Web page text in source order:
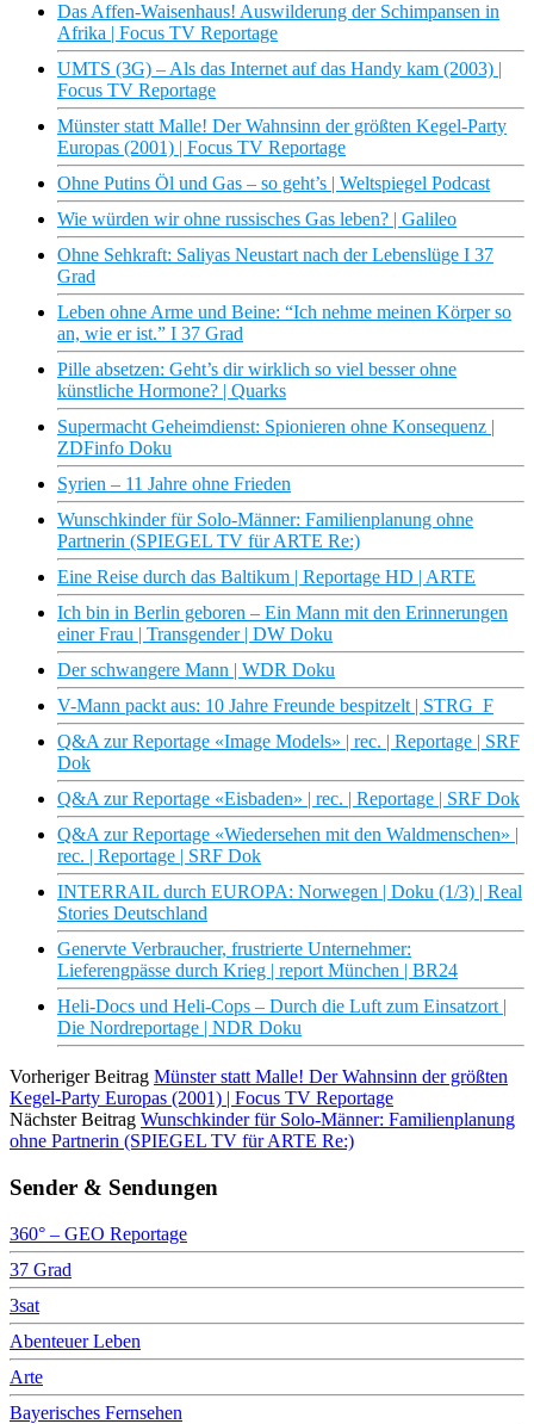
Das Affen-Waisenhaus! Auswilderung der Schimpansen in
Afrika | Focus TV Reportage
UMTS (3G) – Als das Internet auf das Handy kam (2003) |
Focus TV Reportage
Münster statt Malle! Der Wahnsinn der größten Kegel-Party
Europas (2001) | Focus TV Reportage
Ohne Putins Öl und Gas – so geht’s | Weltspiegel Podcast
Wie würden wir ohne russisches Gas leben? | Galileo
Ohne Sehkraft: Saliyas Neustart nach der Lebenslüge I 37
Grad
Leben ohne Arme und Beine: “Ich nehme meinen Körper so
an, wie er ist.” I 37 Grad
Pille absetzen: Geht’s dir wirklich so viel besser ohne
künstliche Hormone? | Quarks
Supermacht Geheimdienst: Spionieren ohne Konsequenz |
ZDFinfo Doku
Syrien – 11 Jahre ohne Frieden
Wunschkinder für Solo-Männer: Familienplanung ohne
Partnerin (SPIEGEL TV für ARTE Re:)
Eine Reise durch das Baltikum | Reportage HD | ARTE
Ich bin in Berlin geboren – Ein Mann mit den Erinnerungen
einer Frau | Transgender | DW Doku
Der schwangere Mann | WDR Doku
V-Mann packt aus: 10 Jahre Freunde bespitzelt | STRG_F
Q&A zur Reportage «Image Models» | rec. | Reportage | SRF
Dok
Q&A zur Reportage «Eisbaden» | rec. | Reportage | SRF Dok
Q&A zur Reportage «Wiedersehen mit den Waldmenschen» |
rec. | Reportage | SRF Dok
INTERRAIL durch EUROPA: Norwegen | Doku (1/3) | Real
Stories Deutschland
Genervte Verbraucher, frustrierte Unternehmer:
Lieferengpässe durch Krieg | report München | BR24
Heli-Docs und Heli-Cops – Durch die Luft zum Einsatzort |
Die Nordreportage | NDR Doku
Vorheriger Beitrag Münster statt Malle! Der Wahnsinn der größten
Kegel-Party Europas (2001) | Focus TV Reportage
Nächster Beitrag Wunschkinder für Solo-Männer: Familienplanung
ohne Partnerin (SPIEGEL TV für ARTE Re:)
Sender & Sendungen
360° – GEO Reportage
37 Grad
3sat
Abenteuer Leben
Arte
Bayerisches Fernsehen